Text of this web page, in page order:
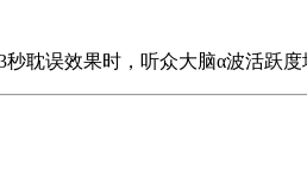
秒耽误效果时，听众大脑α波活跃